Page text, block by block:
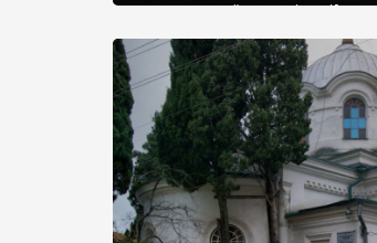
диктувати свої умови
Херсонесі Володимир-язичник,
християнином. А потім було
Херсонесу Таврійського названо